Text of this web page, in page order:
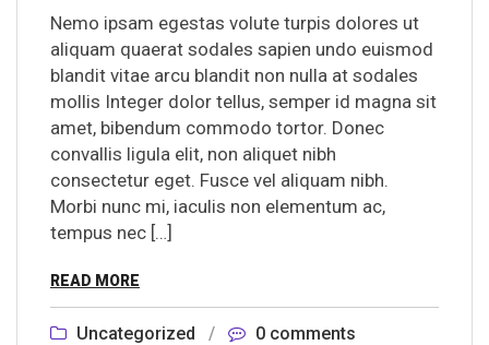
Nemo ipsam egestas volute turpis dolores ut
aliquam quaerat sodales sapien undo euismod
blandit vitae arcu blandit non nulla at sodales
mollis Integer dolor tellus, semper id magna sit
amet, bibendum commodo tortor. Donec
convallis ligula elit, non aliquet nibh
consectetur eget. Fusce vel aliquam nibh.
Morbi nunc mi, iaculis non elementum ac,
tempus nec […]
READ MORE
Uncategorized / 0 comments